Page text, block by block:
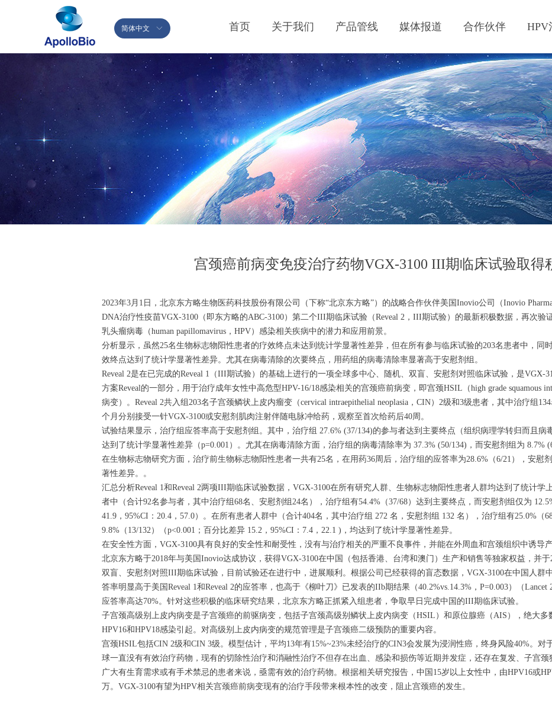
ꀅ
简体中文 首页 关于我们 产品管线 媒体报道 合作伙伴 HPV
宫颈癌前病变免疫治疗药物VGX-3100 III期临床试验取得
2023年3月1日，北京东方略生物医药科技股份有限公司（下称“北京东方略”）的战略合作伙伴美国Inovio公司（Inovio
DNA治疗性疫苗VGX-3100（即东方略的ABC-3100）第二个III期临床试验（Reveal 2，III期试验）的最新积极数据，再次验
乳头瘤病毒（human papillomavirus，HPV）感染相关疾病中的潜力和应用前景。
分析显示，虽然25名生物标志物阳性患者的疗效终点未达到统计学显著性差异，但在所有参与临床试验的203名患者中，同
效终点达到了统计学显著性差异。尤其在病毒清除的次要终点，用药组的病毒清除率显著高于安慰剂组。
Reveal 2是在已完成的Reveal 1（III期试验）的基础上进行的一项全球多中心、随机、双盲、安慰剂对照临床试验，是VGX-
方案Reveal的一部分，用于治疗成年女性中高危型HPV-16/18感染相关的宫颈癌前病变，即宫颈HSIL（high grade squamous
病变）。Reveal 2共入组203名子宫颈鳞状上皮内瘤变（cervical intraepithelial neoplasia，CIN）2级和3级患者，其中治疗组
个月分别接受一针VGX-3100或安慰剂肌肉注射伴随电脉冲给药，观察至首次给药后40周。
试验结果显示，治疗组应答率高于安慰剂组。其中，治疗组 27.6% (37/134)的参与者达到主要终点（组织病理学转归而且病
达到了统计学显著性差异（p=0.001）。尤其在病毒清除方面，治疗组的病毒清除率为 37.3% (50/134)，而安慰剂组为 8.7%
在生物标志物研究方面，治疗前生物标志物阳性患者一共有25名，在用药36周后，治疗组的应答率为28.6%（6/21），安慰
著性差异。。
汇总分析Reveal 1和Reveal 2两项III期临床试验数据，VGX-3100在所有研究人群、生物标志物阳性患者人群均达到了统计学
者中（合计92名参与者，其中治疗组68名、安慰剂组24名），治疗组有54.4%（37/68）达到主要终点，而安慰剂组仅为
41.9，95%CI：20.4，57.0）。在所有患者人群中（合计404名，其中治疗组 272 名，安慰剂组 132 名），治疗组有25.0%（
9.8%（13/132）（p<0.001；百分比差异 15.2，95%CI：7.4，22.1 )，均达到了统计学显著性差异。
在安全性方面，VGX-3100具有良好的安全性和耐受性，没有与治疗相关的严重不良事件，并能在外周血和宫颈组织中诱导
北京东方略于2018年与美国Inovio达成协议，获得VGX-3100在中国（包括香港、台湾和澳门）生产和销售等独家权益，并于
双盲、安慰剂对照III期临床试验，目前试验还在进行中，进展顺利。根据公司已经获得的盲态数据，VGX-3100在中国人群
答率明显高于美国Reveal 1和Reveal 2的应答率，也高于《柳叶刀》已发表的IIb期结果（40.2%vs.14.3%，P=0.003）（Lancet
应答率高达70%。针对这些积极的临床研究结果，北京东方略正抓紧入组患者，争取早日完成中国的III期临床试验。
子宫颈高级别上皮内病变是子宫颈癌的前驱病变，包括子宫颈高级别鳞状上皮内病变（HSIL）和原位腺癌（AIS），绝大
HPV16和HPV18感染引起。对高级别上皮内病变的规范管理是子宫颈癌二级预防的重要内容。
宫颈HSIL包括CIN 2级和CIN 3级。模型估计，平均13年有15%~23%未经治疗的CIN3会发展为浸润性癌，终身风险40%。对
球一直没有有效治疗药物，现有的切除性治疗和消融性治疗不但存在出血、感染和损伤等近期并发症，还存在复发、子宫
广大有生育需求或有手术禁忌的患者来说，亟需有效的治疗药物。根据相关研究报告，中国15岁以上女性中，由HPV16或
万。VGX-3100有望为HPV相关宫颈癌前病变现有的治疗手段带来根本性的改变，阻止宫颈癌的发生。